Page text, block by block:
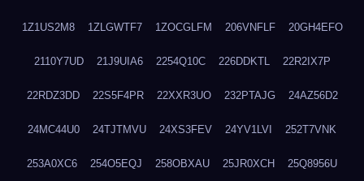
1Z1US2M8 1ZLGWTF7 1ZOCGLFM 206VNFLF 20GH4EFO
2110Y7UD 21J9UIA6 2254Q10C 226DDKTL 22R2IX7P
22RDZ3DD 22S5F4PR 22XXR3UO 232PTAJG 24AZ56D2
24MC44U0 24TJTMVU 24XS3FEV 24YV1LVI 252T7VNK
253A0XC6 254O5EQJ 258OBXAU 25JR0XCH 25Q8956U